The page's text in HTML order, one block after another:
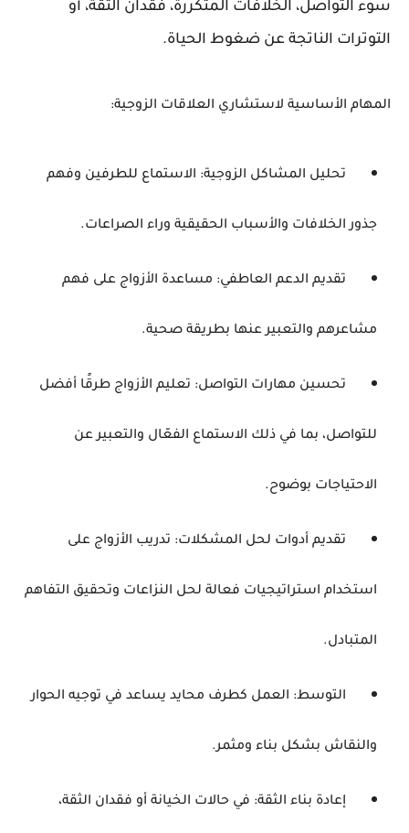
سوء التواصل، الخلافات المتكررة، فقدان الثقة، أو
التوترات الناتجة عن ضغوط الحياة.
المهام الأساسية لاستشاري العلاقات الزوجية:
تحليل المشاكل الزوجية: الاستماع للطرفين وفهم
جذور الخلافات والأسباب الحقيقية وراء الصراعات.
تقديم الدعم العاطفي: مساعدة الأزواج على فهم
مشاعرهم والتعبير عنها بطريقة صحية.
تحسين مهارات التواصل: تعليم الأزواج طرقًا أفضل
للتواصل، بما في ذلك الاستماع الفعّال والتعبير عن
الاحتياجات بوضوح.
تقديم أدوات لحل المشكلات: تدريب الأزواج على
استخدام استراتيجيات فعالة لحل النزاعات وتحقيق التفاهم
المتبادل.
التوسط: العمل كطرف محايد يساعد في توجيه الحوار
والنقاش بشكل بناء ومثمر.
إعادة بناء الثقة: في حالات الخيانة أو فقدان الثقة،